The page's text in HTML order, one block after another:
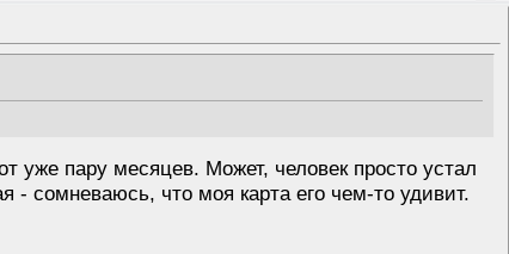
уже пару месяцев. Может, человек просто устал
- сомневаюсь, что моя карта его чем-то удивит.